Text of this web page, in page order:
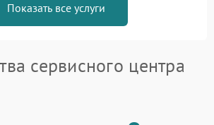
Показать все услуги
сервисного центра